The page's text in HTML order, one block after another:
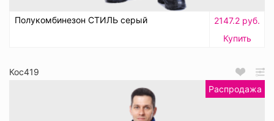
Полукомбинезон СТИЛЬ серый
2147.2 руб.
Купить
Кос419
Распродажа